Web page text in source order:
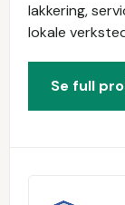
lakkering,
lokale
Se full